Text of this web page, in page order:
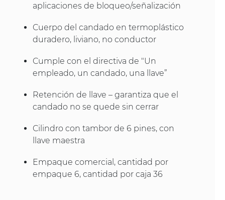
aplicaciones de bloqueo/señalización
Cuerpo del candado en termoplástico
duradero, liviano, no conductor
Cumple con el directiva de "Un
empleado, un candado, una llave”
Retención de llave – garantiza que el
candado no se quede sin cerrar
Cilindro con tambor de 6 pines, con
llave maestra
Empaque comercial, cantidad por
empaque 6, cantidad por caja 36